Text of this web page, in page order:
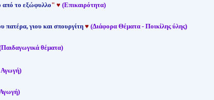
από το εξώφυλλο" ♥ (Επικαιρότητα)
πατέρα, γιου και σπουργίτη ♥ (Διάφορα Θέματα - Ποικίλης ύλης)
θέματα)
Αγωγή)